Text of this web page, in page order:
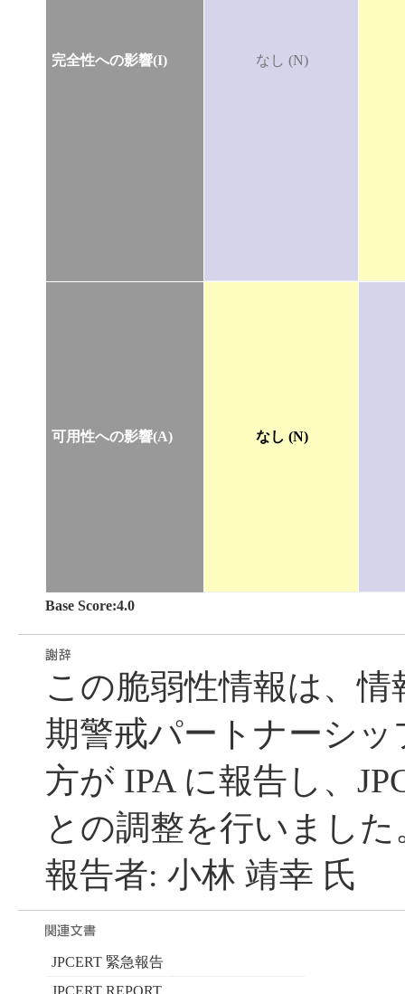
完全性への影響(I) なし (N)
可用性への影響(A) なし (N)
Base Score:4.0
この脆弱性情報は、
期警戒パートナーシ
方が IPA に報告し、
との調整を行いました
報告者: 小林 靖幸 氏
JPCERT 緊急報告